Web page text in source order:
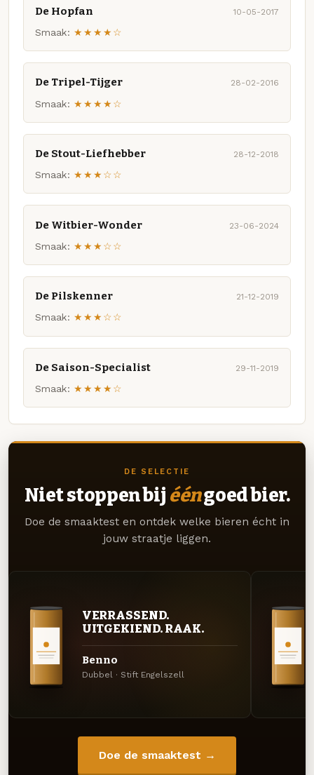
De Hopfan 10-05-2017
Smaak: ★★★★☆
De Tripel-Tijger 28-02-2016
Smaak: ★★★★☆
De Stout-Liefhebber 28-12-2018
Smaak: ★★★☆☆
De Witbier-Wonder 23-06-2024
Smaak: ★★★☆☆
De Pilskenner 21-12-2019
Smaak: ★★★☆☆
De Saison-Specialist 29-11-2019
Smaak: ★★★★☆
DE SELECTIE
Niet stoppen bij ééngoed bier.
Doe de smaaktest en ontdek welke bieren écht in
jouw straatje liggen.
VERRASSEND.
UITGEKIEND. RAAK.
Benno
Dubbel · Stift Engelszell
Doe de smaaktest →